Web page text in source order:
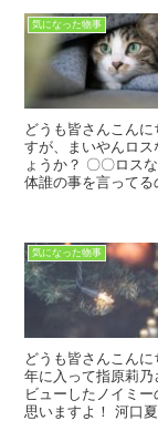
気になった物事
どうも皆さんこん
すが、まいやんロ
ょうか？ 〇〇ロス
体誰の事を言ってる
気になった物事
どうも皆さんこん
年に入って指原莉
ビューしたノイミ
思いますよ！ 河口